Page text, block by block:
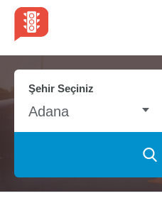
Şehir Seçiniz
Adana